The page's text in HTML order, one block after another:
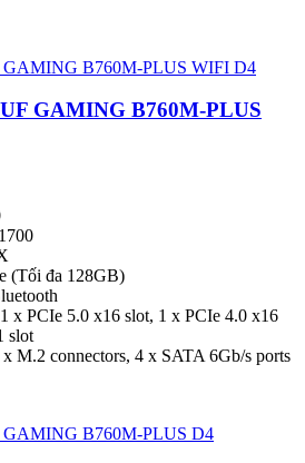
GAMING B760M-PLUS
(Tối đa 128GB)
x PCIe 5.0 x16 slot, 1 x PCIe 4.0 x16
slot
M.2 connectors, 4 x SATA 6Gb/s ports